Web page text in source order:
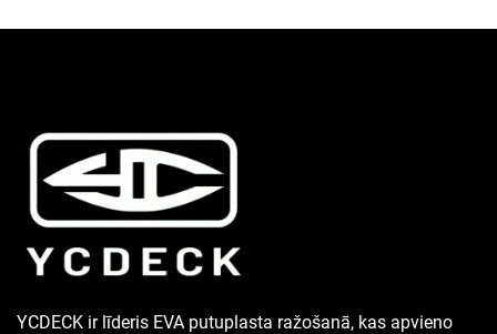
YCDECK ir līderis EVA putuplasta ražošanā, kas apvieno